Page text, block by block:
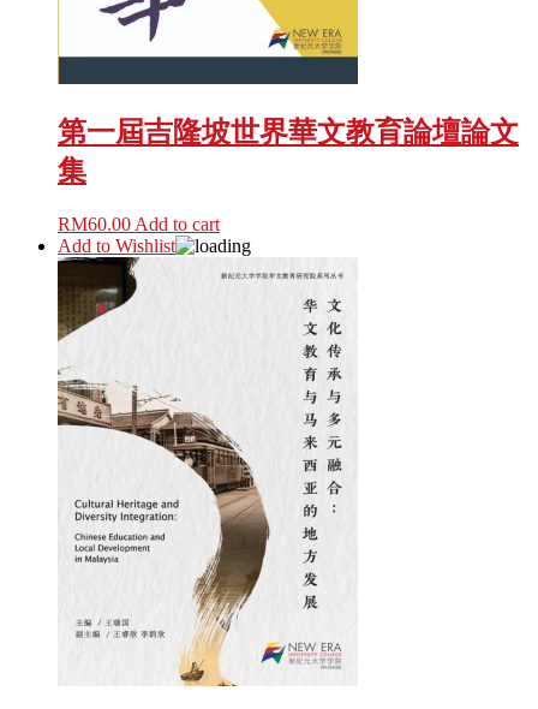
第一屆吉隆坡世界華文教育論壇論文
集
RM60.00 Add to cart
Add to Wishlist